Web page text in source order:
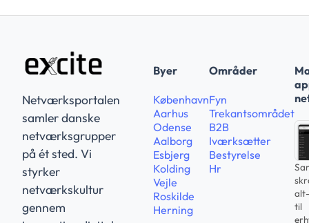
Netværksportalen
samler danske
netværksgrupper
på ét sted. Vi
styrker
netværkskultur
gennem
Byer
København
Aarhus
Odense
Aalborg
Esbjerg
Kolding
Vejle
Roskilde
Herning
Områder
Fyn
Trekantsområdet
B2B
Iværksætter
Bestyrelse
Hr
til